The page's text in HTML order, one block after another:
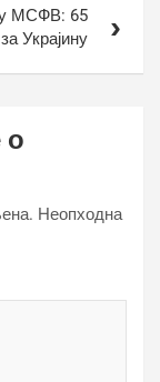
МСФВ: 65
Украјину
о
Неопходна